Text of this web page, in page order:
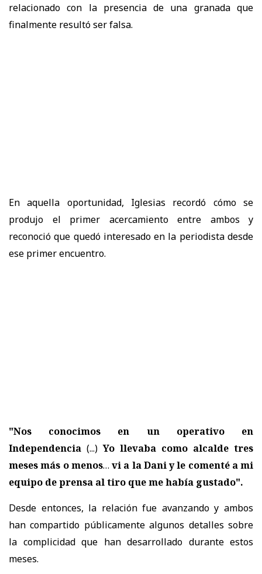
relacionado con la presencia de una granada que
finalmente resultó ser falsa.
En aquella oportunidad, Iglesias recordó cómo se
produjo el primer acercamiento entre ambos y
reconoció que quedó interesado en la periodista desde
ese primer encuentro.
"Nos conocimos en un operativo en
Independencia (...)Yo llevaba como alcalde tres
meses más o menos… vi a la Dani y le comenté a mi
equipo de prensa al tiro que me había gustado".
Desde entonces, la relación fue avanzando y ambos
han compartido públicamente algunos detalles sobre
la complicidad que han desarrollado durante estos
meses.